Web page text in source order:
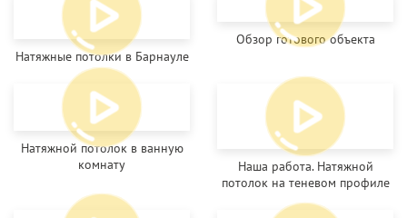
Натяжные потолки в Барнауле
Обзор готового объекта
Натяжной потолок в ванную
комнату
Наша работа. Натяжной
потолок на теневом профиле